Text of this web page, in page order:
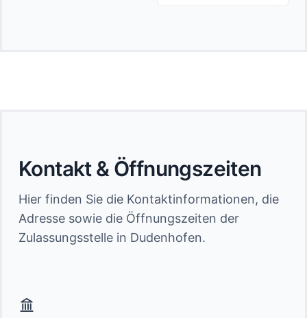
Kontakt & Öffnungszeiten
Hier finden Sie die Kontaktinformationen, die
Adresse sowie die Öffnungszeiten der
Zulassungsstelle in Dudenhofen.